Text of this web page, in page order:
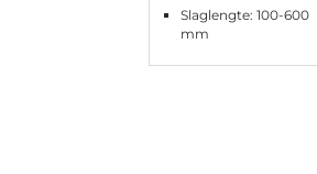
Slaglengte: 100-600
mm